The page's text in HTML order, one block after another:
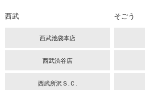
西武
西武池袋本店
西武渋谷店
西武所沢Ｓ.Ｃ.
そごう